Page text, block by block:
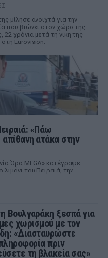
μίλησε ανοιχτά για την
που βιώνει στον χώρο της
22 χρόνια μετά τη νίκη της
Eurovision.
«Πάω
ατάκα στην
Ώρα MEGA» κατέγραψε
του Πειραιά, την
Βουλγαράκη ξεσπά για
χωρισμού με τον
«Διασταυρώστε
πριν
τη βλακεία σας»